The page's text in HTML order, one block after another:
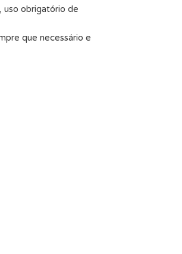
uso obrigatório de
que necessário e